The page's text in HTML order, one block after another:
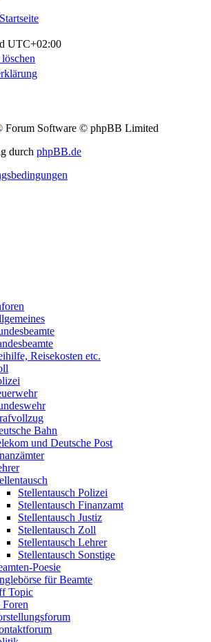
Startseite
UTC+02:00
Forum Software © phpBB Limited
durch phpBB.de
Reisekosten etc.
Bahn
und Deutsche Post
Stellentausch Polizei
Stellentausch Finanzamt
Stellentausch Justiz
Stellentausch Zoll
Stellentausch Lehrer
Stellentausch Sonstige
Poesie
für Beamte
Topic
Foren